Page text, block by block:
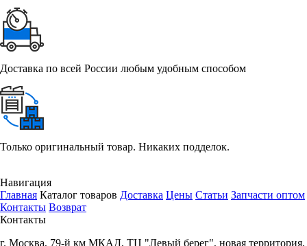
Доставка по всей России любым удобным способом
Только оригинальный товар. Никаких подделок.
Навигация
Главная Каталог товаров Доставка Цены Статьи Запчасти оптом
Контакты Возврат
Контакты
г. Москва, 79-й км МКАД, ТЦ "Левый берег", новая территория,